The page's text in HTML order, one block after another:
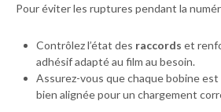
Pour éviter les ruptures pendant la
Contrôlez l’état des raccords et
adhésif adapté au film au besoin.
Assurez-vous que chaque bobine
bien alignée pour un chargement